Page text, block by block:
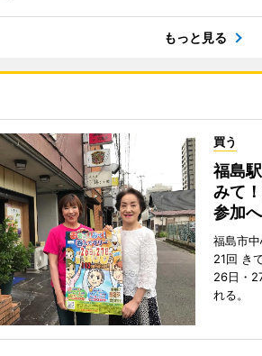
もっと見る
買う
福島
みて
参加へ
福島市
21回 き
26日・
れる。